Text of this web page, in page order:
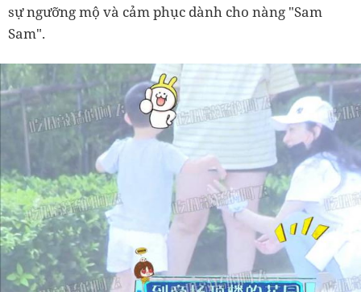
sự ngưỡng mộ và cảm phục dành cho nàng "Sam
Sam".